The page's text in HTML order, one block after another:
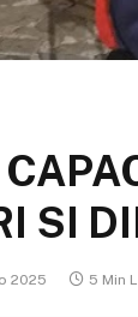
SI
2025 5 Min